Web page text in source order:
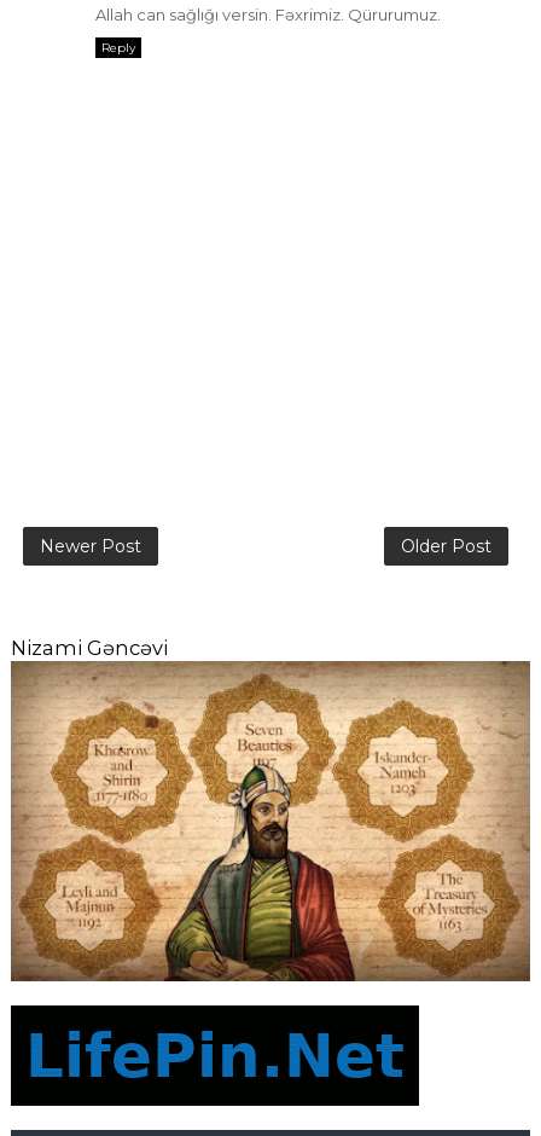
Allah can sağlığı versin. Fəxrimiz. Qürurumuz.
Reply
Newer Post Older Post
Nizami Gəncəvi